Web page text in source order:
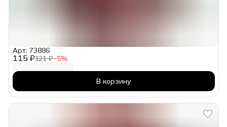
115 ₽121 ₽−5%
Арт: 73886
В корзину